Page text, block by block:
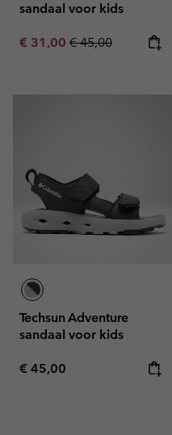
sandaal voor kids
Sale price:
€ 31,00 Regular price:
€ 45,00
Techsun Adventure
sandaal voor kids
Regular price:
€ 45,00